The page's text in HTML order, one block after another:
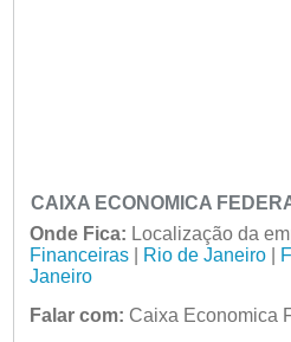
CAIXA ECONOMICA
Onde Fica: Localização da
Financeiras| Rio de Janeiro|
Janeiro
Falar com: Caixa Economica